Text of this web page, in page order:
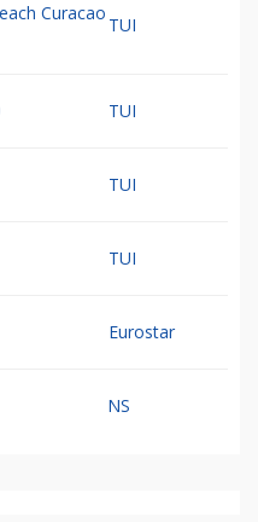
Curacao
TUI
TUI
TUI
TUI
Eurostar
NS